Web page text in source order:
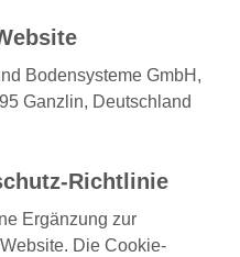
Bodensysteme GmbH,
Ganzlin, Deutschland
Richtlinie
Ergänzung zur
Die Cookie-